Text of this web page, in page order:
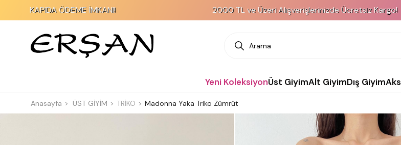
ÖDEME İMKANI! 2000 TL ve Üzeri Alışverişlerinizde Ücretsiz Kargo!
Yeni KoleksiyonÜst GiyimAlt GiyimDış Giyim
Anasayfa ÜST GİYİM TRİKO Madonna Yaka Triko Zümrüt